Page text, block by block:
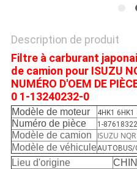
Description de produit
Filtre à carburant
de camion pour ISUZU
NUMÉRO D'OEM DE
0 1-13240232-0
Modèle de moteur 4HK1 6HK1
Numéro de pièce 1-
Modèle de camion
ISUZU NQR
Modèle de véhiculeAUTOBUS/
Lieu d'origine